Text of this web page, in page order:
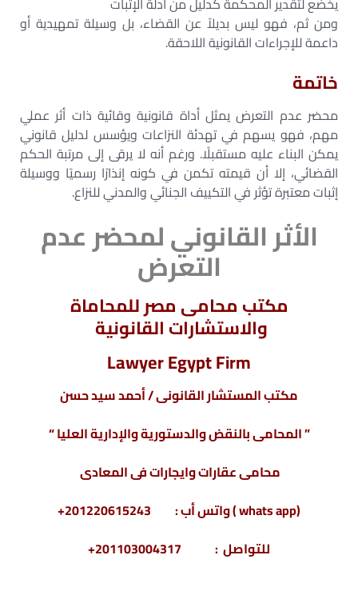
ومن ثم، فهو ليس بديلاً عن القضاء، بل وسيلة تمهيدية أو
داعمة للإجراءات القانونية اللاحقة.
خاتمة
محضر عدم التعرض يمثل أداة قانونية وقائية ذات أثر عملي
مهم، فهو يسهم في تهدئة النزاعات ويؤسس لدليل قانوني
يمكن البناء عليه مستقبلًا. ورغم أنه لا يرقى إلى مرتبة الحكم
القضائي، إلا أن قيمته تكمن في كونه إنذارًا رسميًا ووسيلة
إثبات معتبرة تؤثر في التكييف الجنائي والمدني للنزاع.
الأثر القانوني لمحضر عدم
التعرض
مكتب محامى مصر للمحاماة
والاستشارات القانونية
Lawyer Egypt Firm
مكتب المستشار القانونى / أحمد سيد حسن
” المحامى بالنقض والدستورية والإدارية العليا “
محامى عقارات وايجارات فى المعادى
(whats app ) واتس أب : 201220615243+
للتواصل : 201103004317+